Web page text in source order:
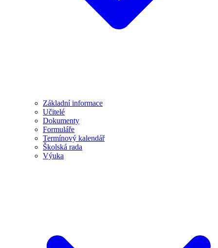
Základní informace
Učitelé
Dokumenty
Formuláře
Termínový kalendář
Školská rada
Výuka